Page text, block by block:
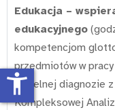
Edukacja –
edukacyjnego
kompetencjom
przedmiotów w
rzetelnej diagnozie
Kompleksowej
accessibility_new